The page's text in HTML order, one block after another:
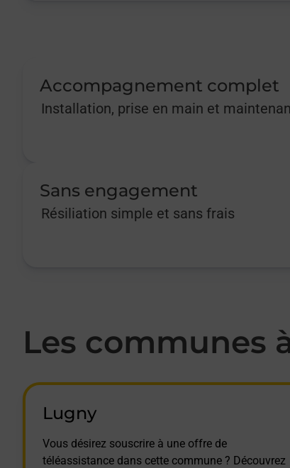
Accompagnement complet
Installation, prise en main et
Sans engagement
Résiliation simple et sans frais
Les communes
Lugny
Vous désirez souscrire à une offre de
téléassistance dans cette commune ? Découvrez